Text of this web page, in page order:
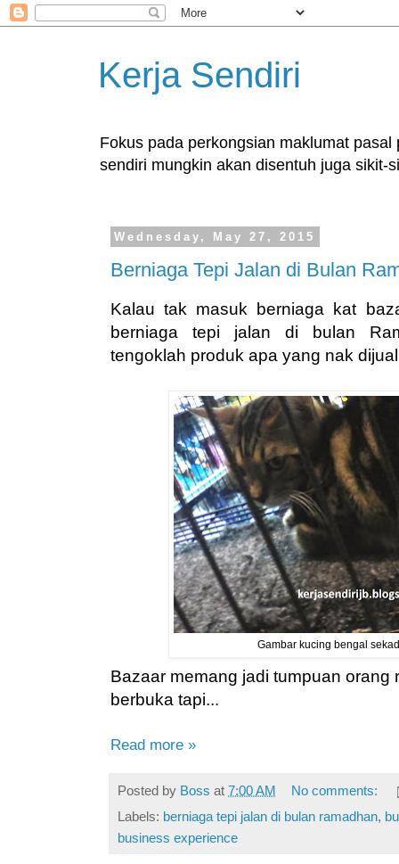
Kerja Sendiri
Fokus pada perkongsian maklumat
sendiri mungkin akan disentuh juga sikit-
Wednesday, May 27, 2015
Berniaga Tepi Jalan di Bulan
Kalau tak masuk berniaga kat
berniaga tepi jalan di bulan
tengoklah produk apa yang nak
Gambar kucing bengal
Bazaar memang jadi tumpuan orang
berbuka tapi...
Read more »
Posted by Boss at 7:00 AM
No comments:
Labels: berniaga tepi jalan di bulan ramadhan,
business experience